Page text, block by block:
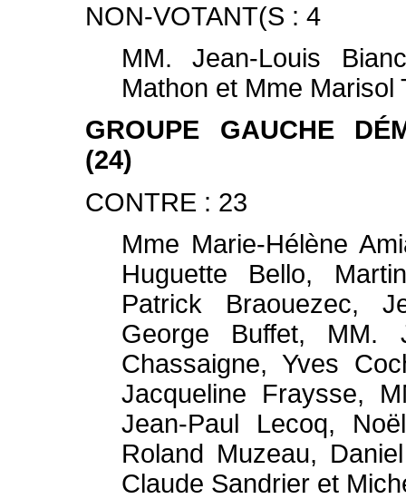
NON-VOTANT(S : 4
MM. Jean-Louis
Mathon et Mme Marisol
GROUPE GAUCHE
(24)
CONTRE : 23
Mme Marie-Hélène
Huguette Bello,
Patrick Braouezec,
George Buffet, MM.
Chassaigne, Yves
Jacqueline Fraysse,
Jean-Paul Lecoq,
Roland Muzeau,
Claude Sandrier et